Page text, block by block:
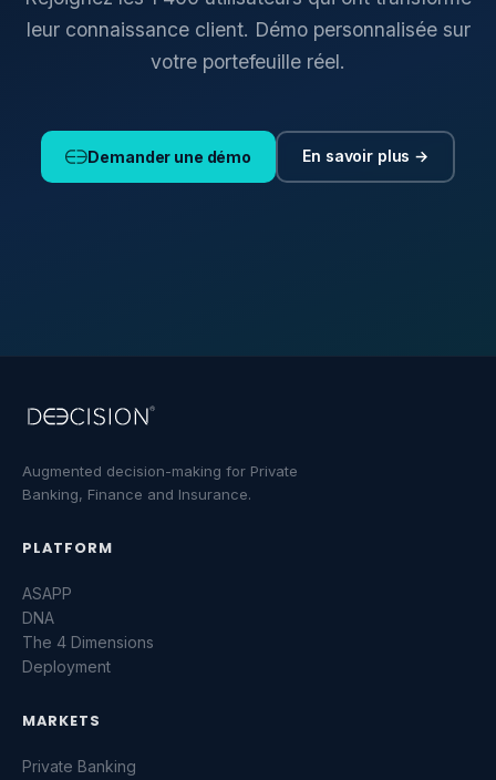
leur connaissance client. Démo personnalisée sur
votre portefeuille réel.
Demander une démo En savoir plus →
Augmented decision-making for Private
Banking, Finance and Insurance.
PLATFORM
ASAPP
DNA
The 4 Dimensions
Deployment
MARKETS
Private Banking